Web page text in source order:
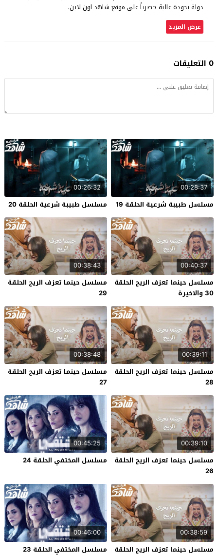
دولة بجودة عالية حصرياً على موقع شاهد اون لاين.
عرض المزيد
0 التعليقات
00:28:37
مسلسل طبيبة شرعية الحلقة 19
00:26:32
مسلسل طبيبة شرعية الحلقة 20
00:40:37
مسلسل حينما تعزف الريح الحلقة
30 والاخيرة
00:38:43
مسلسل حينما تعزف الريح الحلقة
29
00:39:11
مسلسل حينما تعزف الريح الحلقة
28
00:38:48
مسلسل حينما تعزف الريح الحلقة
27
00:39:10
مسلسل حينما تعزف الريح الحلقة
26
00:45:25
مسلسل المختفي الحلقة 24
00:38:59
مسلسل حينما تعزف الريح الحلقة
00:46:00
مسلسل المختفي الحلقة 23